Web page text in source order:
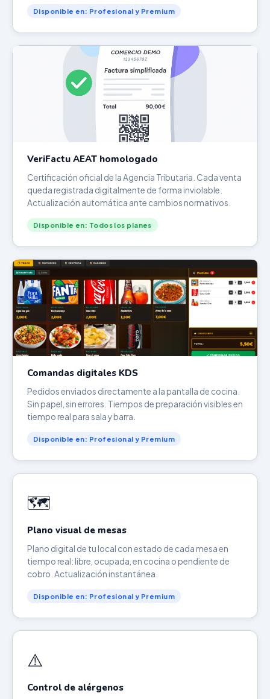
Disponible en: Profesional y Premium
VeriFactu AEAT homologado
Certificación oficial de la Agencia Tributaria. Cada venta
queda registrada digitalmente de forma inviolable.
Actualización automática ante cambios normativos.
Disponible en: Todos los planes
Comandas digitales KDS
Pedidos enviados directamente a la pantalla de cocina.
Sin papel, sin errores. Tiempos de preparación visibles en
tiempo real para sala y barra.
Disponible en: Profesional y Premium
🗺️
Plano visual de mesas
Plano digital de tu local con estado de cada mesa en
tiempo real: libre, ocupada, en cocina o pendiente de
cobro. Actualización instantánea.
Disponible en: Profesional y Premium
⚠️
Control de alérgenos